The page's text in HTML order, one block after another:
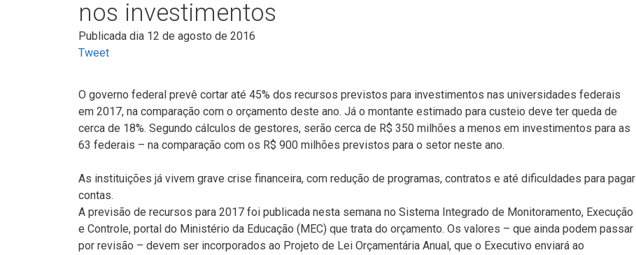
nos investimentos
Publicada dia 12 de agosto de 2016
Tweet
O governo federal prevê cortar até 45% dos recursos previstos para investimentos nas universidades federais
em 2017, na comparação com o orçamento deste ano. Já o montante estimado para custeio deve ter queda de
cerca de 18%. Segundo cálculos de gestores, serão cerca de R$ 350 milhões a menos em investimentos para as
63 federais – na comparação com os R$ 900 milhões previstos para o setor neste ano.
As instituições já vivem grave crise financeira, com redução de programas, contratos e até dificuldades para pagar
contas.
A previsão de recursos para 2017 foi publicada nesta semana no Sistema Integrado de Monitoramento, Execução
e Controle, portal do Ministério da Educação (MEC) que trata do orçamento. Os valores – que ainda podem passar
por revisão – devem ser incorporados ao Projeto de Lei Orçamentária Anual, que o Executivo enviará ao